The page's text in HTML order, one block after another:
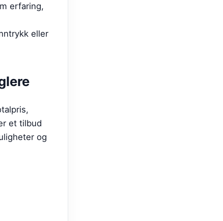
erfaring,
eller
et tilbud
og